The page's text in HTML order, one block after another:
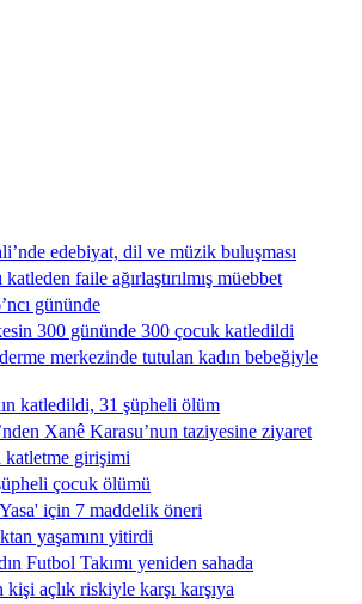
edebiyat, dil ve müzik buluşması
faile ağırlaştırılmış müebbet
gününde
300 gününde 300 çocuk katledildi
merkezinde tutulan kadın bebeğiyle
katledildi, 31 şüpheli ölüm
Xanê Karasu’nun taziyesine ziyaret
katletme girişimi
çocuk ölümü
için 7 maddelik öneri
yaşamını yitirdi
Futbol Takımı yeniden sahada
açlık riskiyle karşı karşıya